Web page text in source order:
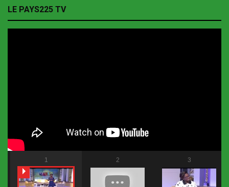
LE PAYS225 TV
1 2 3